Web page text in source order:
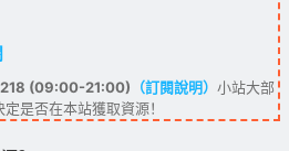
(09:00-21:00) （訂閱說明） 小站大部
是否在本站獲取資源！